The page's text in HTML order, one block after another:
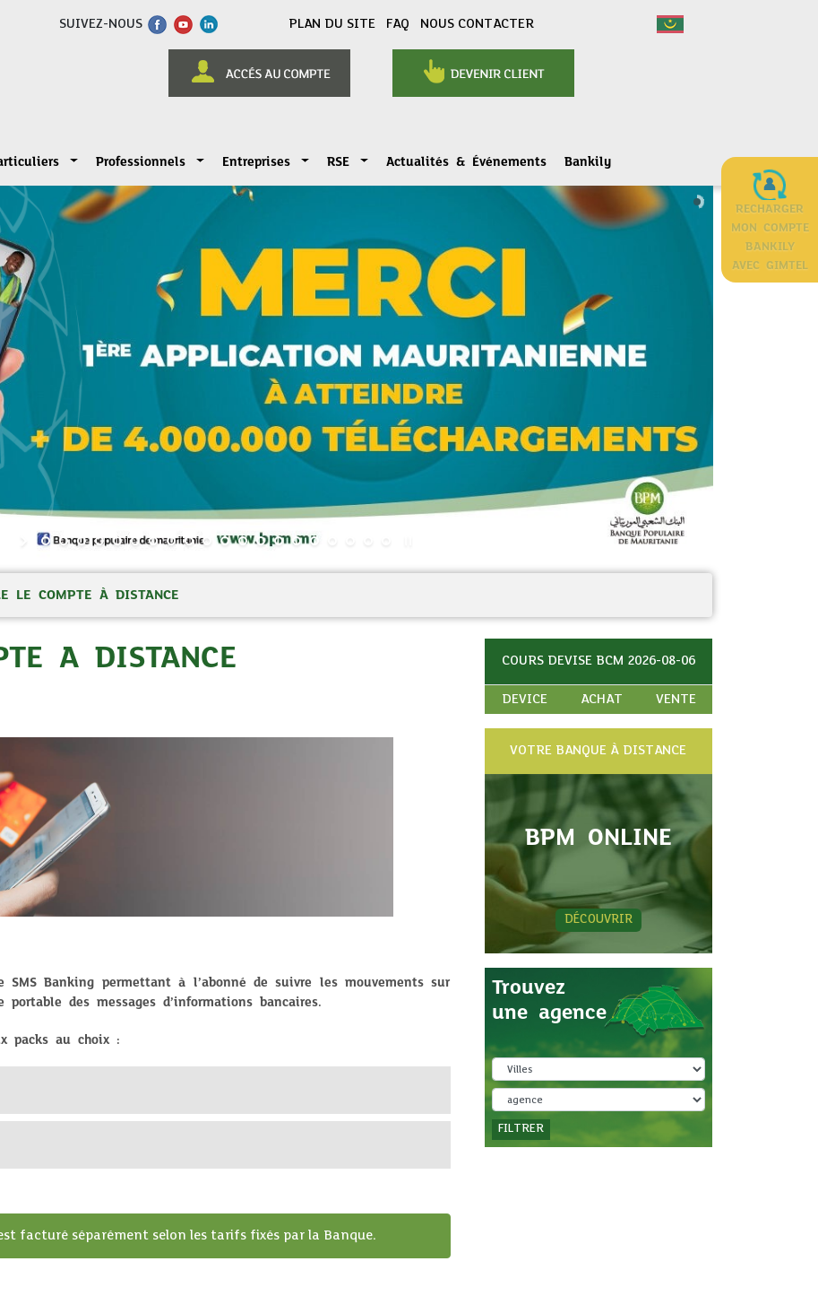
SUIVEZ-NOUS PLAN DU SITE FAQ NOUS CONTACTER
Professionnels Entreprises RSE Actualités & Événements Bankily
LE COMPTE À DISTANCE
A DISTANCE
Banking permettant à l’abonné de suivre les mouvements sur
des messages d’informations bancaires.
packs au choix :
facturé séparément selon les tarifs fixés par la Banque.
COURS DEVISE BCM 2026-08-06
DEVICE ACHAT VENTE
VOTRE BANQUE À DISTANCE
BPM ONLINE
DÉCOUVRIR
Trouvez
une agence
FILTRER
RECHARGER
MON COMPTE
BANKILY
AVEC GIMTEL